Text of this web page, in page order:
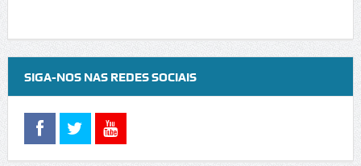
SIGA-NOS NAS REDES SOCIAIS